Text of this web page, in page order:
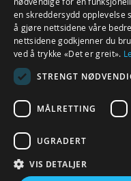
Brygg den beste
En verden av te
Hvordan trakte te?
Rense utstyr og
© Kaffemesteren.no. Alle
7B (ringeklokke nr. 8001),
en skreddersydd
å gjøre nettsidene våre
nettsidene godkjenner du
ved å trykke «Det er greit».
STRENGT
MÅLRETTING
UGRADERT
VIS DETALJER